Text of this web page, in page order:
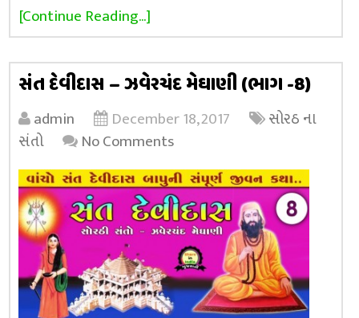
[Continue Reading...]
સંત દેવીદાસ – ઝવેરચંદ મેઘાણી (ભાગ -8)
admin December 18, 2017
સોરઠ ના
સંતો
No Comments